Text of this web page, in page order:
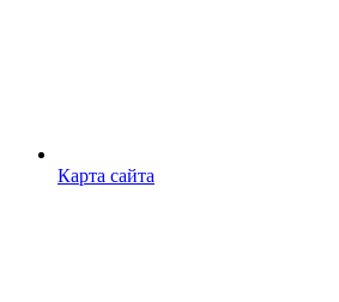
Карта сайта